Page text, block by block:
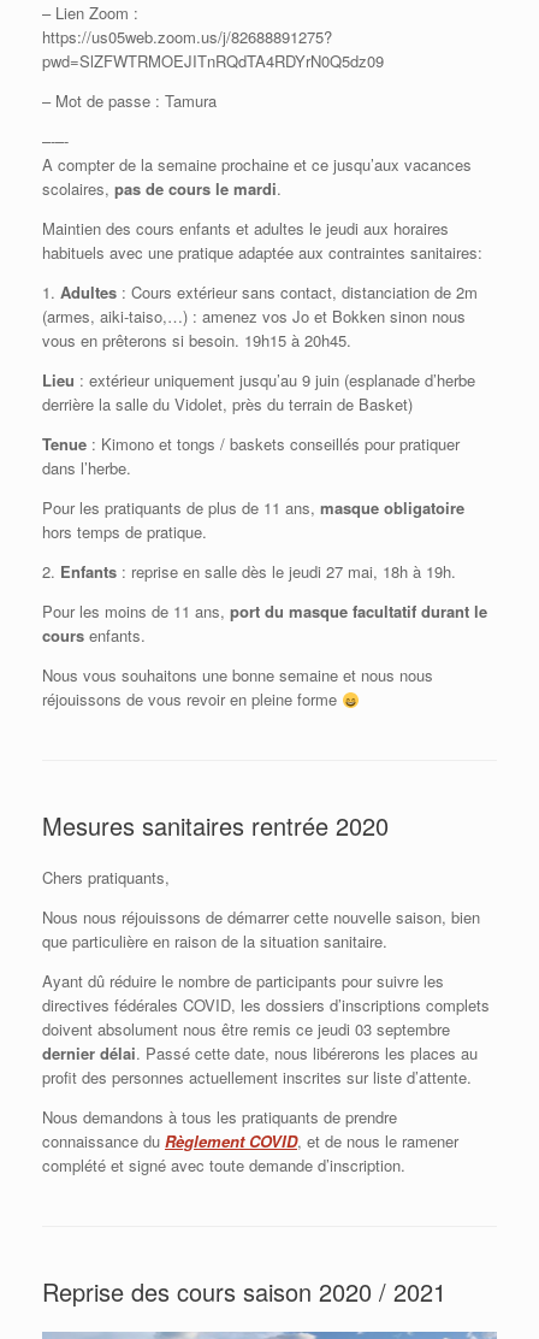
– Lien Zoom :
https://us05web.zoom.us/j/82688891275?
pwd=SlZFWTRMOEJITnRQdTA4RDYrN0Q5dz09
– Mot de passe : Tamura
–‐–‐
A compter de la semaine prochaine et ce jusqu’aux vacances
scolaires, pas de cours le mardi.
Maintien des cours enfants et adultes le jeudi aux horaires
habituels avec une pratique adaptée aux contraintes sanitaires:
1. Adultes : Cours extérieur sans contact, distanciation de 2m
(armes, aiki-taiso,…) : amenez vos Jo et Bokken sinon nous
vous en prêterons si besoin. 19h15 à 20h45.
Lieu : extérieur uniquement jusqu’au 9 juin (esplanade d’herbe
derrière la salle du Vidolet, près du terrain de Basket)
Tenue : Kimono et tongs / baskets conseillés pour pratiquer
dans l’herbe.
Pour les pratiquants de plus de 11 ans, masque obligatoire
hors temps de pratique.
2. Enfants : reprise en salle dès le jeudi 27 mai, 18h à 19h.
Pour les moins de 11 ans, port du masque facultatif durant le
cours enfants.
Nous vous souhaitons une bonne semaine et nous nous
réjouissons de vous revoir en pleine forme
Mesures sanitaires rentrée 2020
Chers pratiquants,
Nous nous réjouissons de démarrer cette nouvelle saison, bien
que particulière en raison de la situation sanitaire.
Ayant dû réduire le nombre de participants pour suivre les
directives fédérales COVID, les dossiers d’inscriptions complets
doivent absolument nous être remis ce jeudi 03 septembre
dernier délai. Passé cette date, nous libérerons les places au
profit des personnes actuellement inscrites sur liste d’attente.
Nous demandons à tous les pratiquants de prendre
connaissance du Règlement COVID, et de nous le ramener
complété et signé avec toute demande d’inscription.
Reprise des cours saison 2020 / 2021